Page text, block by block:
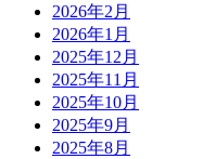
2026年2月
2026年1月
2025年12月
2025年11月
2025年10月
2025年9月
2025年8月